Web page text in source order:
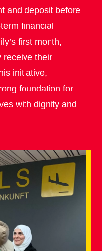
and deposit before
financial
first month,
receive their
initiative,
foundation for
with dignity and